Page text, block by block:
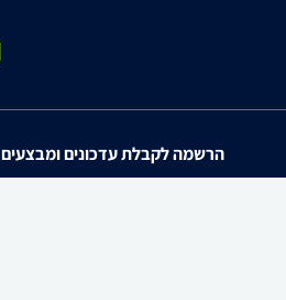
הרשמה לקבלת עדכונים ומבצעים